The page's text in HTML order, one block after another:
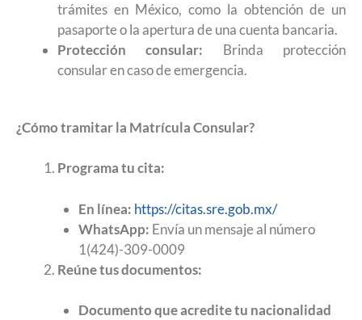
trámites en México, como la obtención de un
pasaporte o la apertura de una cuenta bancaria.
Protección consular: Brinda protección
consular en caso de emergencia.
¿Cómo tramitar la Matrícula Consular?
Programa tu cita:
En línea: https://citas.sre.gob.mx/
WhatsApp: Envía un mensaje al número
1(424)-309-0009
Reúne tus documentos:
Documento que acredite tu nacionalidad